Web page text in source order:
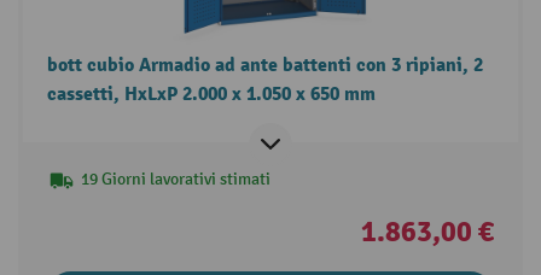
bott cubio Armadio ad ante battenti con 3 ripiani, 2
cassetti, HxLxP 2.000 x 1.050 x 650 mm
19 Giorni lavorativi stimati
1.863,00 €